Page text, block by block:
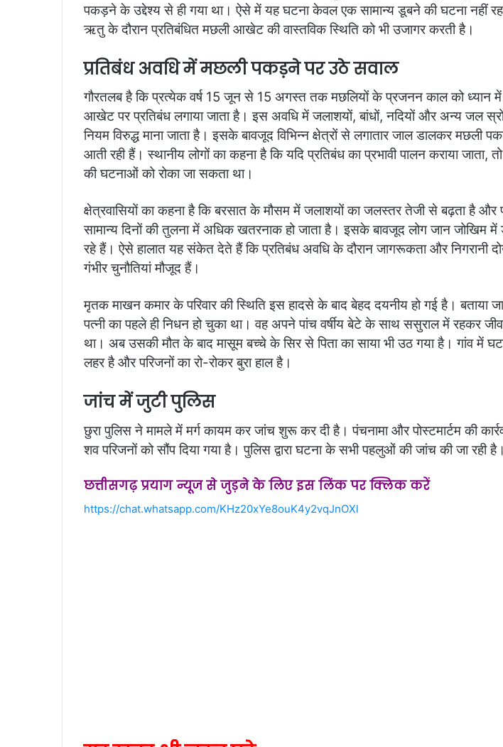
पकड़ने के उद्देश्य से ही गया था। ऐसे में यह घटना केवल एक सामान्य डूबने की घटना नहीं रह
ऋतु के दौरान प्रतिबंधित मछली आखेट की वास्तविक स्थिति को भी उजागर करती है।
प्रतिबंध अवधि में मछली पकड़ने पर उठे सवाल
गौरतलब है कि प्रत्येक वर्ष 15 जून से 15 अगस्त तक मछलियों के प्रजनन काल को ध्यान
आखेट पर प्रतिबंध लगाया जाता है। इस अवधि में जलाशयों, बांधों, नदियों और अन्य जल
नियम विरुद्ध माना जाता है। इसके बावजूद विभिन्न क्षेत्रों से लगातार जाल डालकर मछली
आती रही हैं। स्थानीय लोगों का कहना है कि यदि प्रतिबंध का प्रभावी पालन कराया जाता,
की घटनाओं को रोका जा सकता था।
क्षेत्रवासियों का कहना है कि बरसात के मौसम में जलाशयों का जलस्तर तेजी से बढ़ता है और
सामान्य दिनों की तुलना में अधिक खतरनाक हो जाता है। इसके बावजूद लोग जान जोखिम में
रहे हैं। ऐसे हालात यह संकेत देते हैं कि प्रतिबंध अवधि के दौरान जागरूकता और निगरानी
गंभीर चुनौतियां मौजूद हैं।
मृतक माखन कमार के परिवार की स्थिति इस हादसे के बाद बेहद दयनीय हो गई है। बताया
पत्नी का पहले ही निधन हो चुका था। वह अपने पांच वर्षीय बेटे के साथ ससुराल में रहकर
था। अब उसकी मौत के बाद मासूम बच्चे के सिर से पिता का साया भी उठ गया है। गांव में
लहर है और परिजनों का रो-रोकर बुरा हाल है।
जांच में जुटी पुलिस
छुरा पुलिस ने मामले में मर्ग कायम कर जांच शुरू कर दी है। पंचनामा और पोस्टमार्टम की
शव परिजनों को सौंप दिया गया है। पुलिस द्वारा घटना के सभी पहलुओं की जांच की जा रही है।
छत्तीसगढ़ प्रयाग न्यूज से जुड़ने के लिए इस लिंक पर क्लिक करें
https://chat.whatsapp.com/KHz20xYe8ouK4y2vqJnOXl